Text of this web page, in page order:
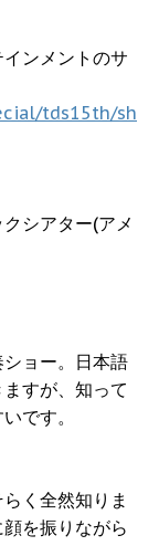
ンメントのサ
tds15th/sh
シアター(アメ
ョー。日本語
すが、知って
です。
く全然知りま
を振りながら